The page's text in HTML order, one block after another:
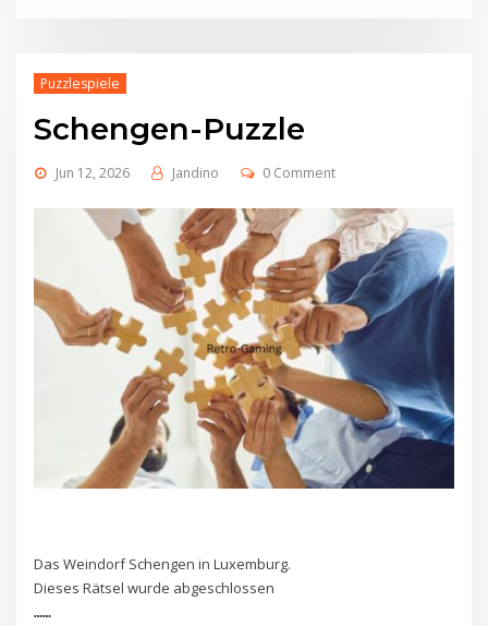
Puzzlespiele
Schengen-Puzzle
Jun 12, 2026 Jandino 0 Comment
Das Weindorf Schengen in Luxemburg.
Dieses Rätsel wurde abgeschlossen
……